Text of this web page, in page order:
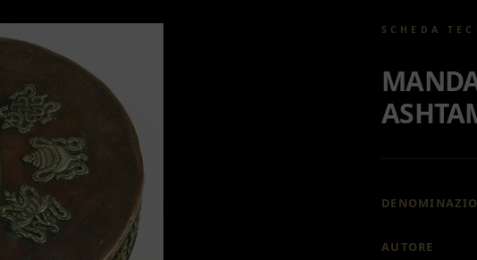
SCHEDA
AUTORE